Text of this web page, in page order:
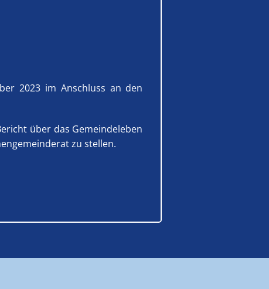
2023 im Anschluss an den
über das Gemeindeleben
zu stellen.